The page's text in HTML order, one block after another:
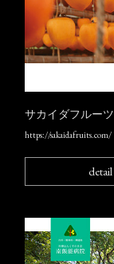
サカイダフルーツ
https://sakaidafruits.com/
detail